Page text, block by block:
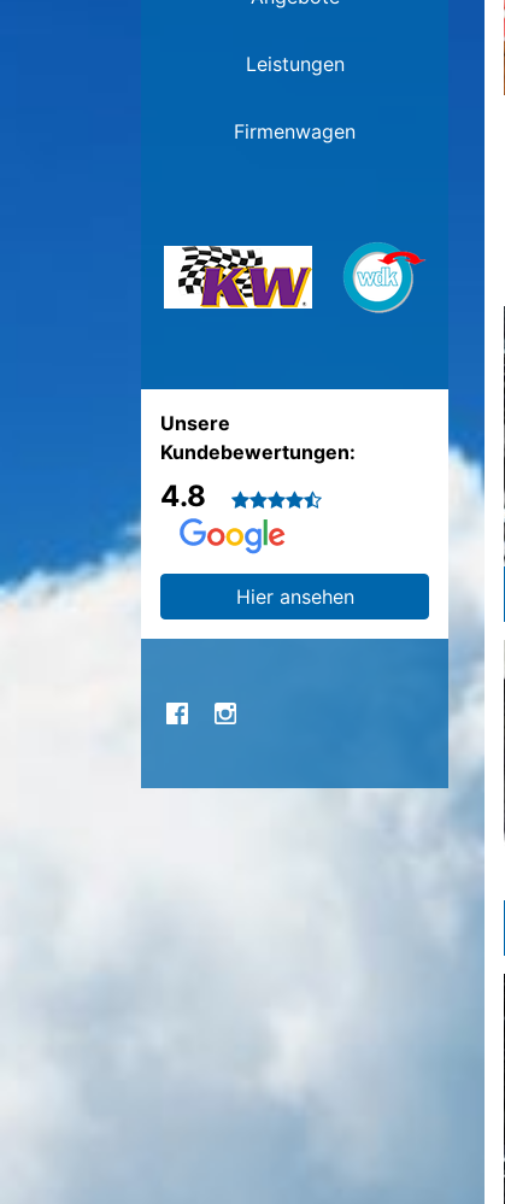
Leistungen
Firmenwagen
Unsere
Kundebewertungen:
4.8
Hier ansehen
SOCIAL